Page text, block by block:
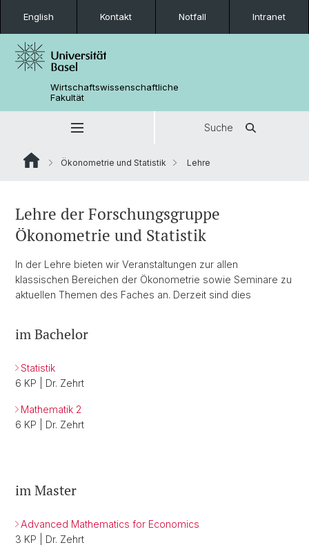
English Kontakt Notfall Intranet
Wirtschaftswissenschaftliche
Fakultät
Suche
Ökonometrie und Statistik Lehre
Lehre der Forschungsgruppe
Ökonometrie und Statistik
In der Lehre bieten wir Veranstaltungen zur allen
klassischen Bereichen der Ökonometrie sowie Seminare zu
aktuellen Themen des Faches an. Derzeit sind dies
im Bachelor
Statistik
6 KP | Dr. Zehrt
Mathematik 2
6 KP | Dr. Zehrt
im Master
Advanced Mathematics for Economics
3 KP | Dr. Zehrt